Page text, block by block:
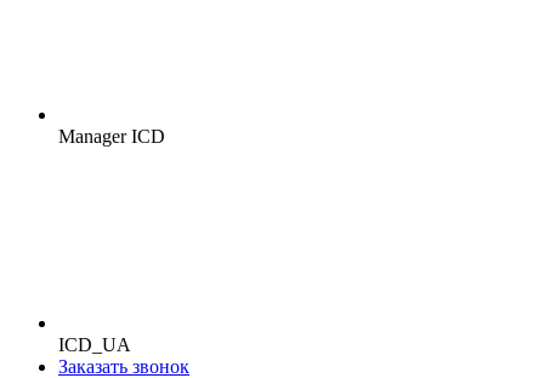
Manager ICD
ICD_UA
Заказать звонок